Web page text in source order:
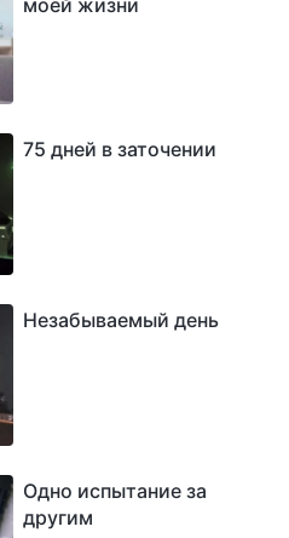
75 дней в заточении
Незабываемый день
Одно испытание за
другим